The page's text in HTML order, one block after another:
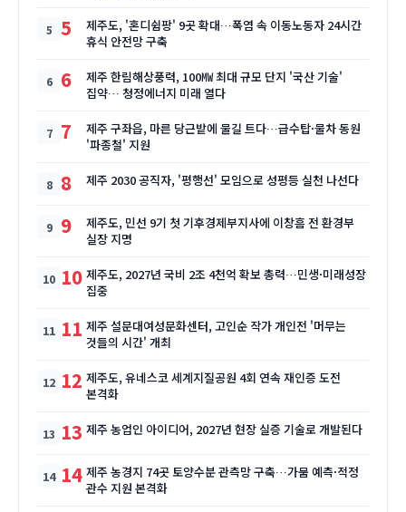
5
제주도, '혼디쉼팡' 9곳 확대…폭염 속 이동노동자 24시간
휴식 안전망 구축
6
제주 한림해상풍력, 100㎿ 최대 규모 단지 '국산 기술'
집약… 청정에너지 미래 열다
7
제주 구좌읍, 마른 당근밭에 물길 트다…급수탑·물차 동원
'파종철' 지원
8 제주 2030 공직자, '평행선' 모임으로 성평등 실천 나선다
9
제주도, 민선 9기 첫 기후경제부지사에 이창흠 전 환경부
실장 지명
10 제주도, 2027년 국비 2조 4천억 확보 총력…민생·미래성장
집중
11 제주 설문대여성문화센터, 고인순 작가 개인전 '머무는
것들의 시간' 개최
12 제주도, 유네스코 세계지질공원 4회 연속 재인증 도전
본격화
13 제주 농업인 아이디어, 2027년 현장 실증 기술로 개발된다
14 제주 농경지 74곳 토양수분 관측망 구축…가뭄 예측·적정
관수 지원 본격화